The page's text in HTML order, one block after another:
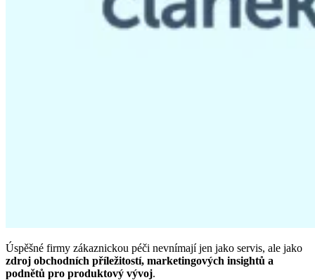
Úspěšné firmy zákaznickou péči nevnímají jen jako servis, ale jako
zdroj obchodních příležitostí, marketingových insightů a
podnětů pro produktový vývoj.